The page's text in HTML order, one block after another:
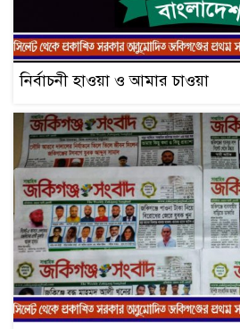
নির্বাচনী হাওয়া ও আমার চাওয়া